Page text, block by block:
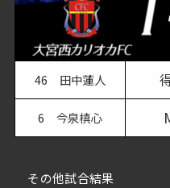
46 田中蓮人
6 今泉槙心
その他試合結果